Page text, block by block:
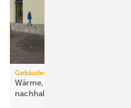
Gebäudesanierung
Wärme, Kälte, Wasser und
nachhaltig